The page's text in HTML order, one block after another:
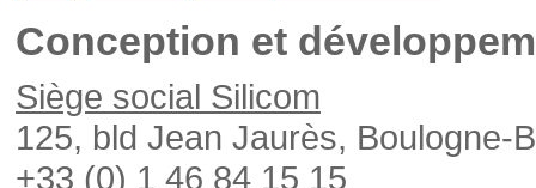
Conception et
Siège social Silicom
125, bld Jean Jaurès, Boulogne-
+33 (0) 1 46 84 15 15